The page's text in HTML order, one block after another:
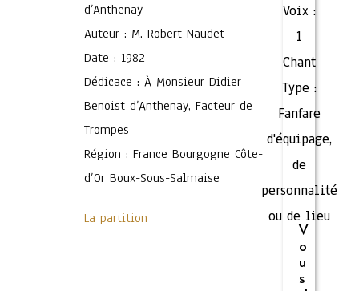
d’Anthenay
Auteur : M. Robert Naudet
Date : 1982
Dédicace : À Monsieur Didier
Benoist d’Anthenay, Facteur de
Trompes
Région : France Bourgogne Côte-
d’Or Boux-Sous-Salmaise
La partition
Voix :
1
Chant
Type :
Fanfare
d'équipage,
de
personnalité
ou de lieu
V
o
u
s